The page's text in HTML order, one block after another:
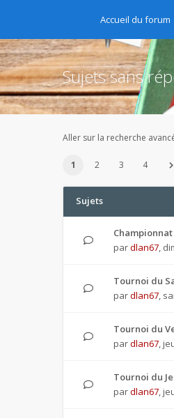
Accueil du forum
Sujets sans
Aller sur la recherche
1 2 3 4
Sujets
pardlan67,
Tournoi du
pardlan67,
Tournoi du
pardlan67,
Tournoi du
pardlan67,